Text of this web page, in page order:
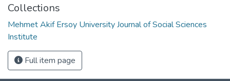
Collections
Mehmet Akif Ersoy University Journal of Social Sciences
Institute
Full item page